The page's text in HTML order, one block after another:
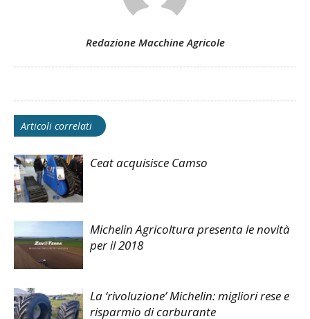
Redazione Macchine Agricole
Articoli correlati
Ceat acquisisce Camso
Michelin Agricoltura presenta le novità
per il 2018
La ‘rivoluzione’ Michelin: migliori rese e
risparmio di carburante